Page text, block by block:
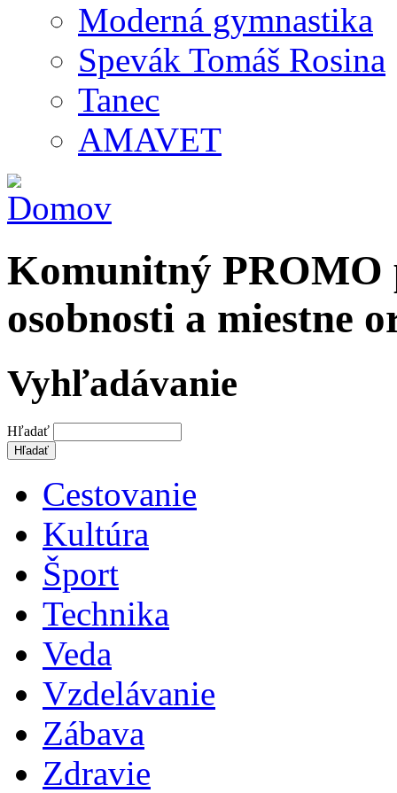
Moderná gymnastika
Spevák Tomáš Rosina
Tanec
AMAVET
Komunitný
osobnosti a miestne
Vyhľadávanie
Hľadať
Cestovanie
Kultúra
Šport
Technika
Veda
Vzdelávanie
Zábava
Zdravie